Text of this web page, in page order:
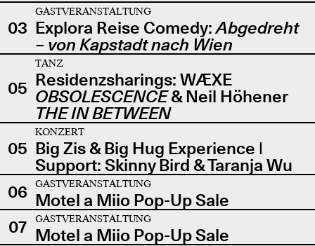
03
GASTVERANSTALTUNG
Explora Reise Comedy:Abgedreht
– von Kapstadt nach Wien
05
TANZ
Residenzsharings: WÆXE
OBSOLESCENCE& Neil Höhener
THE IN BETWEEN
05
KONZERT
Big Zis & Big Hug Experience |
Support: Skinny Bird & Taranja Wu
06
GASTVERANSTALTUNG
Motel a Miio Pop-Up Sale
07
GASTVERANSTALTUNG
Motel a Miio Pop-Up Sale